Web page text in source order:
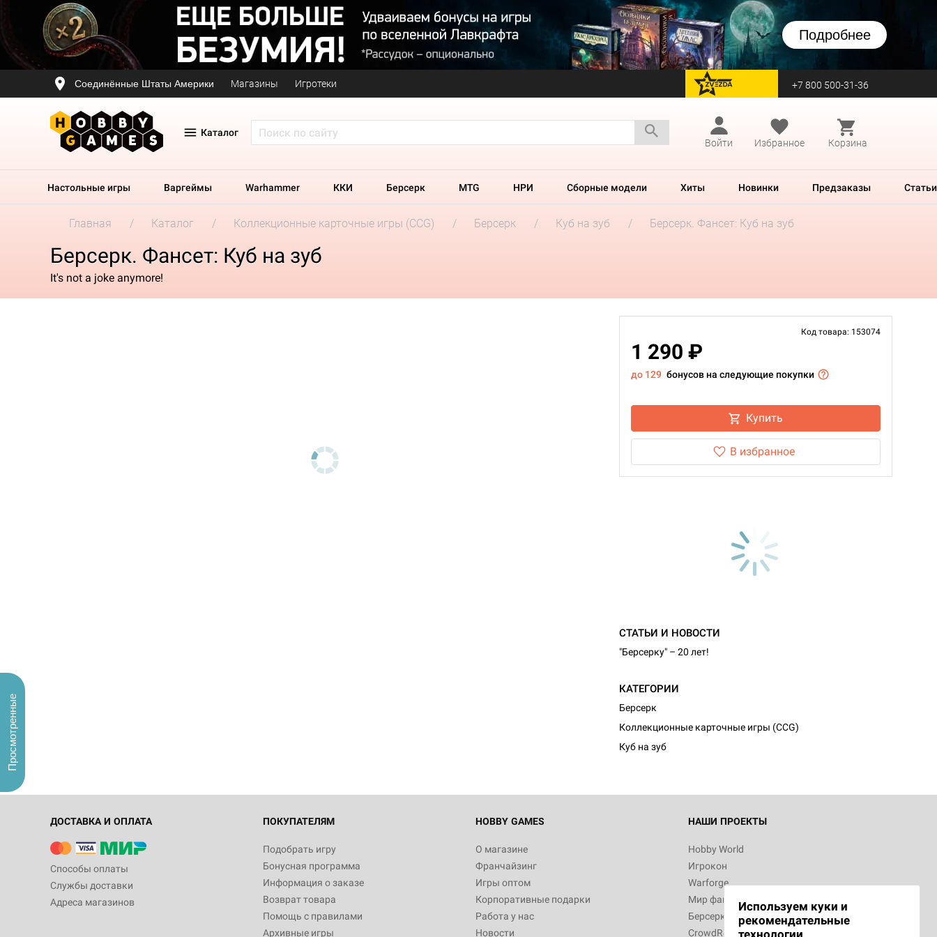
Подробнее
Соединённые Штаты Америки Магазины Игротеки перейти на Zvezda +7 800 500-31-36
Каталог
Войти
Избранное Корзина
Настольные игры Варгеймы Warhammer ККИ Берсерк MTG НРИ Сборные модели Хиты Новинки Предзаказы Статьи
Главная Каталог Коллекционные карточные игры (CCG) Берсерк Куб на зуб Берсерк. Фансет: Куб на зуб
Берсерк. Фансет: Куб на зуб
It's not a joke anymore!
Код товара: 153074
1 290 ₽
до 129 бонусов на следующие покупки
Купить
В избранное
СТАТЬИ И НОВОСТИ
"Берсерку" – 20 лет!
КАТЕГОРИИ
Берсерк
Коллекционные карточные игры (CCG)
Куб на зуб
ДОСТАВКА И ОПЛАТА
Способы оплаты
Службы доставки
Адреса магазинов
ПОКУПАТЕЛЯМ
Подобрать игру
Бонусная программа
Информация о заказе
Возврат товара
Помощь с правилами
Архивные игры
HOBBY GAMES
О магазине
Франчайзинг
Игры оптом
Корпоративные подарки
Работа у нас
Новости
НАШИ ПРОЕКТЫ
Hobby World
Игрокон
Warforge
Мир фантастики
Берсерк
CrowdRepublic
Используем куки и
рекомендательные
технологии
Просмотренные
Настольная игра Hobby World Монстры
Белая смерть
12 990
Настольная игра Hobby World Берсерк.
3 490